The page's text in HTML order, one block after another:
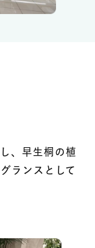
、早生桐の植
ランスとして